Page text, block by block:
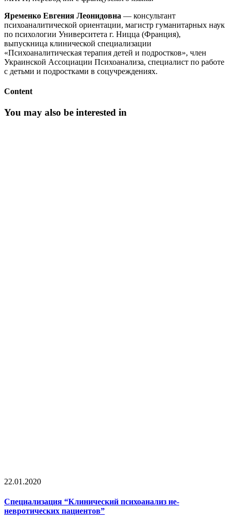
Яременко Евгения Леонидовна — консультант
психоаналитической ориентации, магистр гуманитарных наук
по психологии Университета г. Ницца (Франция),
выпускница клинической специализации
«Психоаналитическая терапия детей и подростков», член
Украинской Ассоциации Психоанализа, специалист по работе
с детьми и подростками в соцучреждениях.
Content
You may also be interested in
22.01.2020
Специализация “Клинический психоанализ не-
невротических пациентов”